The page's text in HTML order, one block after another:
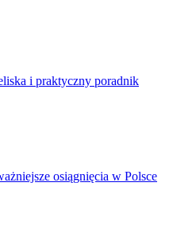
i praktyczny poradnik
osiągnięcia w Polsce